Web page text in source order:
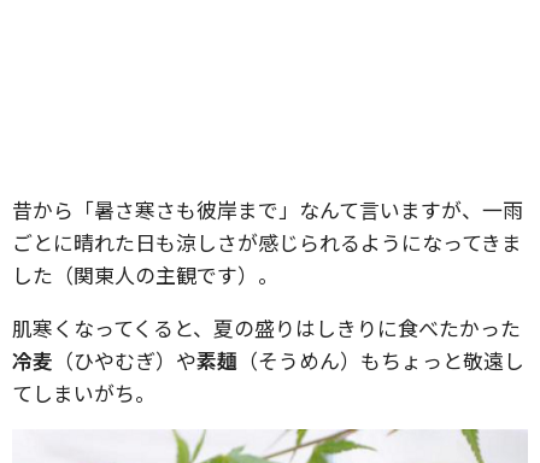
昔から「暑さ寒さも彼岸まで」なんて言いますが、一雨
ごとに晴れた日も涼しさが感じられるようになってきま
した（関東人の主観です）。
肌寒くなってくると、夏の盛りはしきりに食べたかった
冷麦 （ひやむぎ）や素麺 （そうめん）もちょっと敬遠し
てしまいがち。